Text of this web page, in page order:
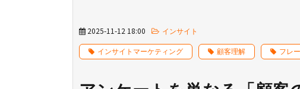
2025-11-12 18:00 インサイト
インサイトマーケティング 顧客理解 フレ